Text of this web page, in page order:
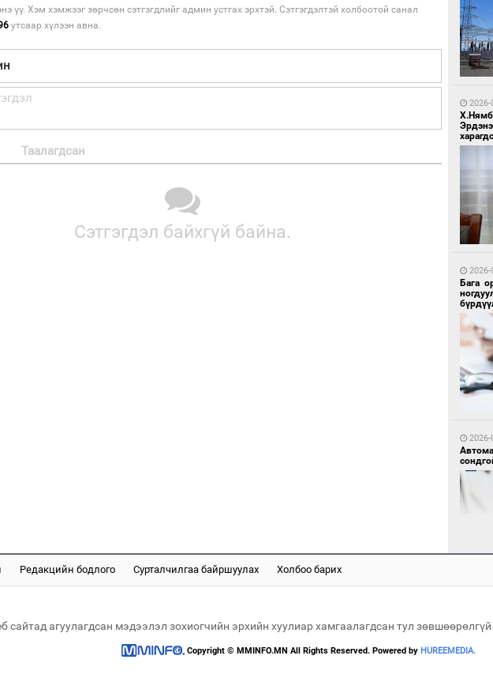
үү. Хэм хэмжээг зөрчсөн сэтгэгдлийг админ устгах эрхтэй. Сэтгэгдэлтэй холбоотой санал
утсаар хүлээн авна.
Таалагдсан
Сэтгэгдэл байхгүй байна.
байна
14
1
1
Бага
Редакцийн бодлого Сурталчилгаа байршуулах Холбоо барих
сайтад агуулагдсан мэдээлэл зохиогчийн эрхийн хуулиар хамгаалагдсан тул
Copyright © MMINFO.MN All Rights Reserved. Powered by HUREEMEDIA.